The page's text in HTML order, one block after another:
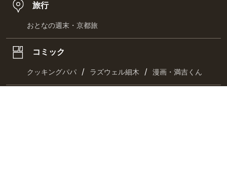
旅行
おとなの週末・京都旅
コミック
クッキングパパ / ラズウェル細木 / 漫画・満吉くん